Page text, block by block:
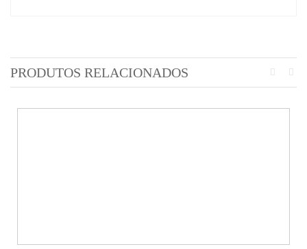
PRODUTOS RELACIONADOS